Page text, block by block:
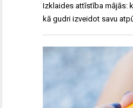
Izklaides attīstība mājās:
kā gudri izveidot savu